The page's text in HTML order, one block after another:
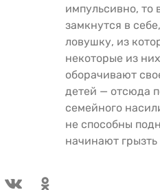
импульсивно, то
замкнутся в
ловушку, из
некоторые из
оборачивают
детей — отсюда
семейного
не способны
начинают